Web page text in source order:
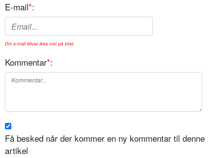
E-mail*:
Din e-mail bliver ikke vist på sitet.
Kommentar*:
Få besked når der kommer en ny kommentar til denne
artikel